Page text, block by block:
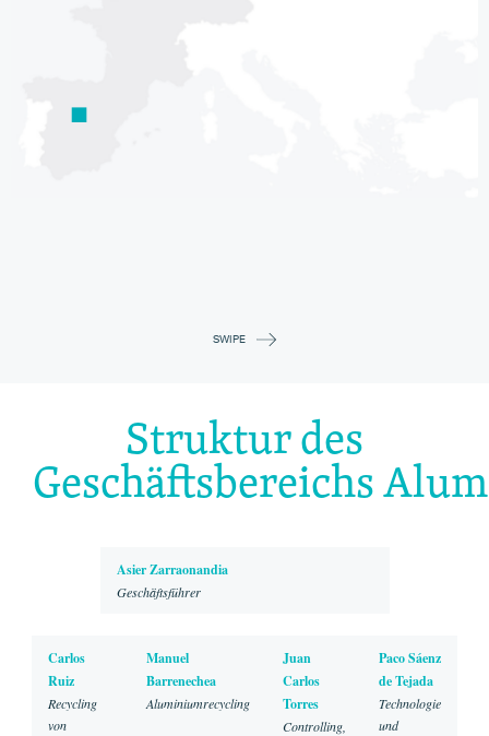
SWIPE
Struktur des
Geschäftsbereichs
Asier Zarraonandia
Geschäftsführer
Carlos
Ruiz
Recycling
von
Manuel
Barrenechea
Aluminiumrecycling
Juan
Carlos
Torres
Controlling,
Paco Sáenz
de Tejada
Technologie
und